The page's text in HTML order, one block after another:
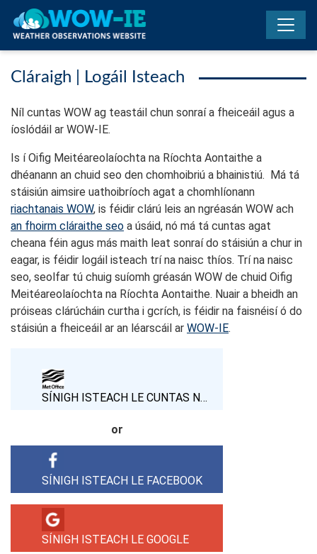
Skip to main content
Cláraigh | Logáil Isteach
Níl cuntas WOW ag teastáil chun sonraí a fheiceáil agus a
íoslódáil ar WOW-IE.
Is í Oifig Meitéareolaíochta na Ríochta Aontaithe a
dhéanann an chuid seo den chomhoibriú a bhainistiú. Má tá
stáisiún aimsire uathoibríoch agat a chomhlíonann
riachtanais WOW, is féidir clárú leis an ngréasán WOW ach
an fhoirm cláraithe seo a úsáid, nó má tá cuntas agat
cheana féin agus más maith leat sonraí do stáisiún a chur in
eagar, is féidir logáil isteach trí na naisc thíos. Trí na naisc
seo, seolfar tú chuig suíomh gréasán WOW de chuid Oifig
Meitéareolaíochta na Ríochta Aontaithe. Nuair a bheidh an
próiseas clárúcháin curtha i gcrích, is féidir na faisnéisí ó do
stáisiún a fheiceáil ar an léarscáil ar WOW-IE.
SÍNIGH ISTEACH LE CUNTAS NA HOIFIGE MEITÉAREOLAÍOCHTA
or
SÍNIGH ISTEACH LE FACEBOOK
SÍNIGH ISTEACH LE GOOGLE